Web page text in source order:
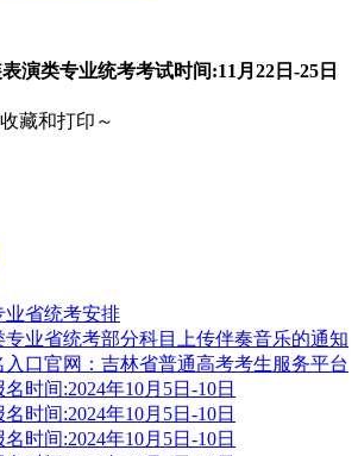
演类专业统考考试时间:11月22日-25日
藏和打印～
业省统考安排
专业省统考部分科目上传伴奏音乐的通知
入口官网：吉林省普通高考考生服务平台
时间:2024年10月5日-10日
时间:2024年10月5日-10日
时间:2024年10月5日-10日